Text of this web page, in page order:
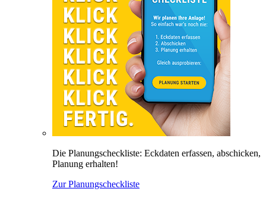
Die Planungscheckliste: Eckdaten erfassen, abschicken,
Planung erhalten!
Zur Planungscheckliste